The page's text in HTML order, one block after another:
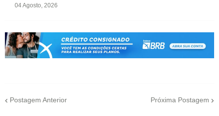
04 Agosto, 2026
Postagem Anterior Próxima Postagem